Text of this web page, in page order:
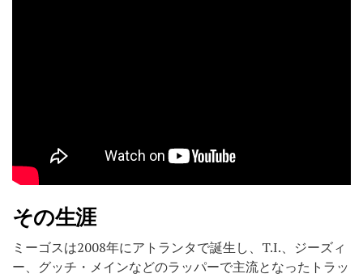
その生涯
ミーゴスは2008年にアトランタで誕生し、T.I.、ジーズィ
ー、グッチ・メインなどのラッパーで主流となったトラッ